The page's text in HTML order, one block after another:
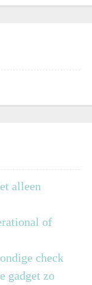
alleen
of
check
gadget zo